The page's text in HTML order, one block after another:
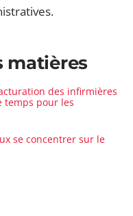
matières
des infirmières
temps pour les
se concentrer sur le